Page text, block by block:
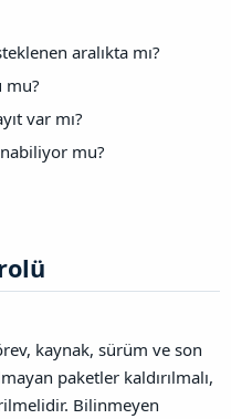
aralıkta mı?
mu?
var mı?
mu?
kaynak, sürüm ve son
paketler kaldırılmalı,
Bilinmeyen